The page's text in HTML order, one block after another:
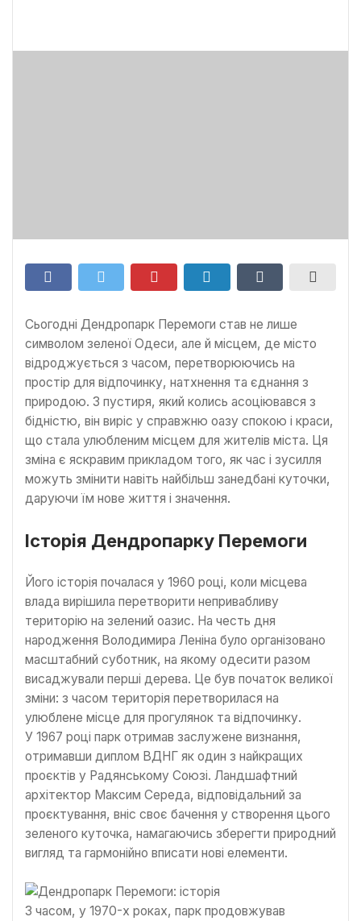
Сьогодні Дендропарк Перемоги став не лише
символом зеленої Одеси, але й місцем, де місто
відроджується з часом, перетворюючись на
простір для відпочинку, натхнення та єднання з
природою. З пустиря, який колись асоціювався з
бідністю, він виріс у справжню оазу спокою і краси,
що стала улюбленим місцем для жителів міста. Ця
зміна є яскравим прикладом того, як час і зусилля
можуть змінити навіть найбільш занедбані куточки,
даруючи їм нове життя і значення.
Історія Дендропарку Перемоги
Його історія почалася у 1960 році, коли місцева
влада вирішила перетворити непривабливу
територію на зелений оазис. На честь дня
народження Володимира Леніна було організовано
масштабний суботник, на якому одесити разом
висаджували перші дерева. Це був початок великої
зміни: з часом територія перетворилася на
улюблене місце для прогулянок та відпочинку.
У 1967 році парк отримав заслужене визнання,
отримавши диплом ВДНГ як один з найкращих
проєктів у Радянському Союзі. Ландшафтний
архітектор Максим Середа, відповідальний за
проєктування, вніс своє бачення у створення цього
зеленого куточка, намагаючись зберегти природний
вигляд та гармонійно вписати нові елементи.
З часом, у 1970-х роках, парк продовжував